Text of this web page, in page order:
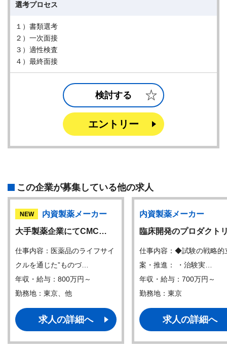
選考プロセス
１）書類選考
２）一次面接
３）適性検査
４）最終面接
検討する
エントリー
この企業が募集している他の求人
NEW
内資製薬メーカー
大手製薬企業にてCMC…
仕事内容：医薬品のライフサイ
クルを通じた”ものづ…
年収・給与：800万円～
勤務地：東京、他
求人の詳細へ
内資製薬メーカー
臨床開発のプロダクト
仕事内容：◆試験の戦略的
案・推進： ・治験実…
年収・給与：700万円～
勤務地：東京
求人の詳細へ